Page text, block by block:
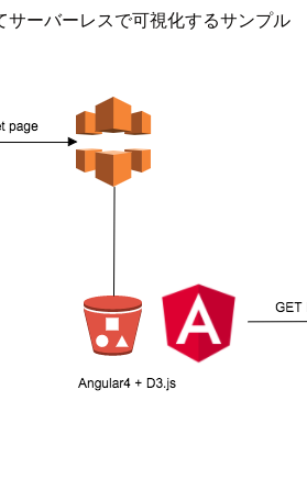
サーバーレスで可視化するサンプル